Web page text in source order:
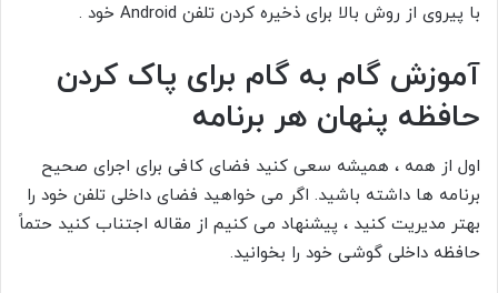
با پیروی از روش بالا برای ذخیره کردن تلفن Android خود .
آموزش گام به گام برای پاک کردن
حافظه پنهان هر برنامه
اول از همه ، همیشه سعی کنید فضای کافی برای اجرای صحیح
برنامه ها داشته باشید. اگر می خواهید فضای داخلی تلفن خود را
بهتر مدیریت کنید ، پیشنهاد می کنیم از مقاله اجتناب کنید حتماً
حافظه داخلی گوشی خود را بخوانید.